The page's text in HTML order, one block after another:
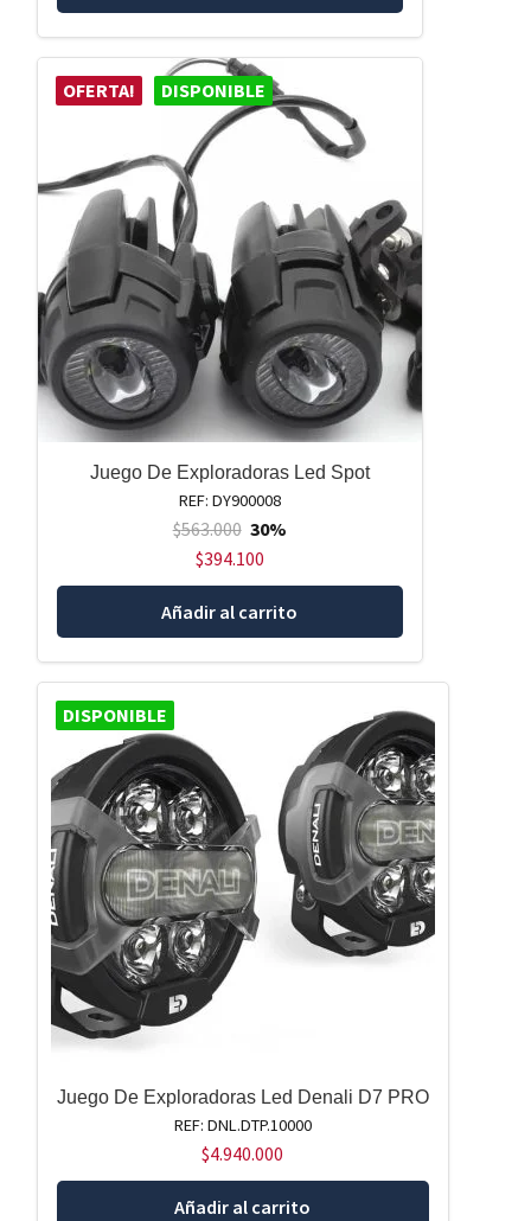
OFERTA! DISPONIBLE
Juego De Exploradoras Led Spot
REF: DY900008
$563.000 30%
$394.100
Añadir al carrito
DISPONIBLE
Juego De Exploradoras Led Denali D7 PRO
REF: DNL.DTP.10000
$4.940.000
Añadir al carrito